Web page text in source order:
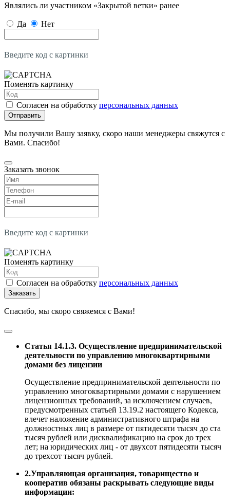
Являлись ли участником «Закрытой ветки» ранее
Да Нет
Введите код с картинки
Поменять картинку
Согласен на обработку персональных данных
Отправить
Мы получили Вашу заявку, скоро наши менеджеры свяжутся с
Вами. Спасибо!
Заказать звонок
Введите код с картинки
Поменять картинку
Согласен на обработку персональных данных
Заказать
Спасибо, мы скоро свяжемся с Вами!
Статья 14.1.3. Осуществление предпринимательской
деятельности по управлению многоквартирными
домами без лицензии
Осуществление предпринимательской деятельности по
управлению многоквартирными домами с нарушением
лицензионных требований, за исключением случаев,
предусмотренных статьей 13.19.2 настоящего Кодекса,
влечет наложение административного штрафа на
должностных лиц в размере от пятидесяти тысяч до ста
тысяч рублей или дисквалификацию на срок до трех
лет; на юридических лиц - от двухсот пятидесяти тысяч
до трехсот тысяч рублей.
2.Управляющая организация, товарищество и
кооператив обязаны раскрывать следующие виды
информации: